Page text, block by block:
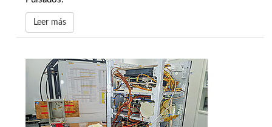
Leer más